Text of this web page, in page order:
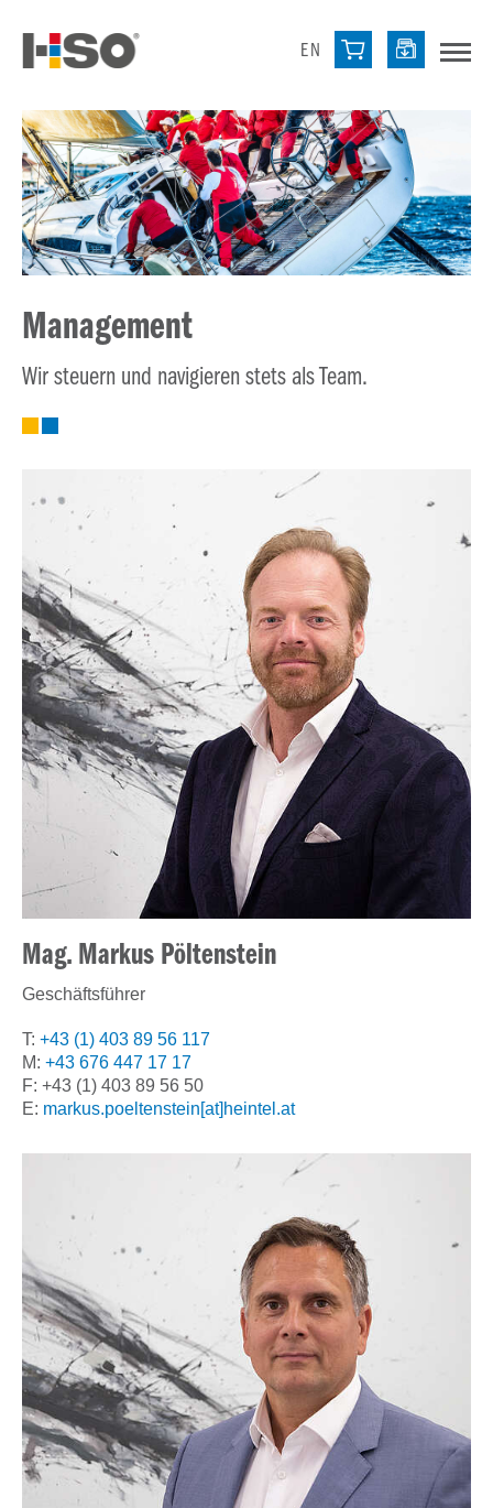
EN
Management
Wir steuern und navigieren stets als Team.
Mag. Markus Pöltenstein
Geschäftsführer
T: +43 (1) 403 89 56 117
M: +43 676 447 17 17
F: +43 (1) 403 89 56 50
E: markus.poeltenstein[at]heintel.at